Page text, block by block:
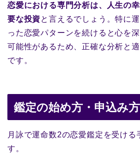
恋愛における専門分析は、人生の
要な投資と言えるでしょう。特に
った恋愛パターンを続けると心を
可能性があるため、正確な分析と
です。
鑑定の始め方・申込み
月詠で運命数2の恋愛鑑定を受ける
す。